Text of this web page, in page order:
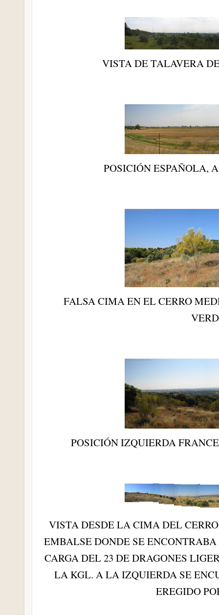
VISTA DE TALAVERA
POSICIÓN ESPAÑOLA,
FALSA CIMA EN EL CERRO
POSICIÓN IZQUIERDA
VISTA DESDE LA CIMA DEL
EMBALSE DONDE SE
CARGA DEL 23 DE DRAGONES
LA KGL. A LA IZQUIERDA SE
EREGIDO